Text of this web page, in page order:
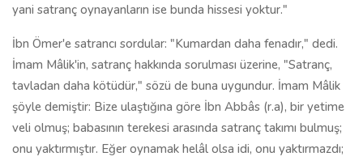
yani satranç oynayanların ise bunda hissesi yoktur."
İbn Ömer'e satrancı sordular: "Kumardan daha fenadır," dedi.
İmam Mâlik'in, satranç hakkında sorulması üzerine, "Satranç,
tavladan daha kötüdür," sözü de buna uygundur. İmam Mâlik
şöyle demiştir: Bize ulaştığına göre İbn Abbâs (r.a), bir yetime
veli olmuş; babasının terekesi arasında satranç takımı bulmuş;
onu yaktırmıştır. Eğer oynamak helâl olsa idi, onu yaktırmazdı;